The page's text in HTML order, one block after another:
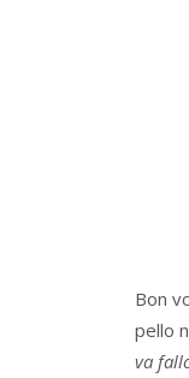
Bon
pello
va